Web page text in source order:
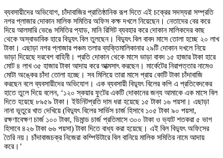
ব্যবসায়ীদের অভিযোগ, চাঁদাবাজির প্রাতিষ্ঠানিক রূপ দিতে এই চক্রের সদস্যরা সম্প্রতি
নগর প্লাজার দোকান মালিক সমিতির অফিস কক্ষ দখলে নিয়েছেন। নেতাদের বের করে
দিয়ে আলমারি ভেঙে সমিতির প্যাড, মানি রিসিট ব্যবহার করে দোকান মালিকদের কাছ
থেকে অস্বাভাবিক হারে বিদ্যুৎ বিল তুলছেন। বিদ্যুৎ বিল বাবদ মাসে তোলা হচ্ছে ২০ লাখ
টাকা। এছাড়া নগর প্লাজার পঞ্চম তলার ব্যক্তিমালিকানার ২৯টি দোকান দখলে নিয়ে
ভাড়া দিয়েছে দরবেশ বাহিনী। প্রতি দোকান থেকে মাসে ভাড়া বাবদ ১৫ হাজার টাকা হারে
মোট ৪ লাখ ৩৫ হাজার টাকা আদায় করে আত্মসাৎ করছেন। মার্কেটের নিরাপত্তার নামেও
মোটা অঙ্কের চাঁদা তোলা হচ্ছে। সব মিলিয়ে তারা মাসে প্রায় কোটি টাকা চাঁদাবাজি
করছেন বলে ব্যবসায়ীদের অভিযোগ। এক ব্যবসায়ী বিদ্যুৎ বিলের কপি এ প্রতিবেদকের
হাতে তুলে দিয়ে বলেন, ‘১২০ স্কয়ার ফুটের একটি দোকানের জন্য আমাকে এক মাসে বিল
দিতে হয়েছে ৮৯৫৯ টাকা। ইউনিটপ্রতি দাম ধরা হয়েছে ১৫ টাকা ১৬ পয়সা। এছাড়া
নানা ভূতুরে খাত দেখিয়ে (বিদ্যুৎ বিলের সার্ভিস চার্জ হিসাবে ১০৫ টাকা ৯০ পয়সা,
রক্ষণাবেক্ষণ চার্জ ১০০ টাকা, ডিমান্ড চার্জ প্রতিমাসে ৩০০ টাকা ও ভ্যাট শতকরা ৫ ভাগ
হিসাবে ৪২৬ টাকা ৬৬ পয়সা) টাকা দিতে বাধ্য করা হয়েছে। এই বিল বিদ্যুৎ অফিসের
তৈরি নয়। চাঁদাবাজচক্র নিজেরা কম্পিউটারে বিল বানিয়ে মালিক সমিতির নামে আদায়
করে।’